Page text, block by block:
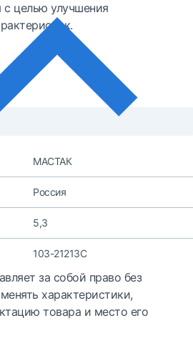
целью улучшения
МАСТАК
Россия
5,3
103-21213C
за собой право без
характеристики,
товара и место его